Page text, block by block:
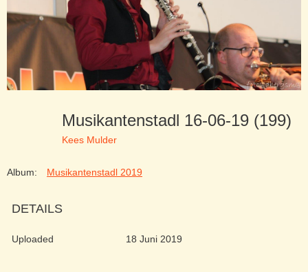
Musikantenstadl 16-06-19 (199)
Kees Mulder
Album: Musikantenstadl 2019
DETAILS
Uploaded 18 Juni 2019